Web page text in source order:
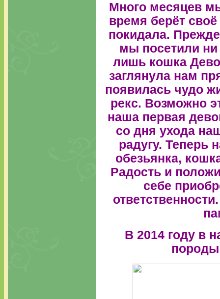
Много месяцев
время берёт
покидала.
мы посетили
лишь кошка
заглянула нам
появилась чудо
рекс. Возможно
наша первая
со дня ухода
радугу. Теперь
обезьянка,
Радость и
себе
В 2014 году в
породы